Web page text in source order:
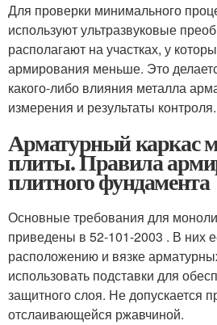
Для проверки минимального
используют ультразвуковые
располагают на участках, у
армирования меньше. Это
какого-либо влияния металла
измерения и результаты контроля.
Арматурный каркас
плиты. Правила
плитного фундамента
Основные требования для
приведены в 52-101-2003 . В них
расположению и вязке
использовать подставки для
защитного слоя. Не допускается
отслаивающейся ржавчиной.